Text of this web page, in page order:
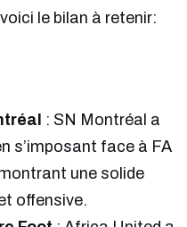
le bilan à retenir:
: SN Montréal a
s’imposant face à FA
une solide
offensive.